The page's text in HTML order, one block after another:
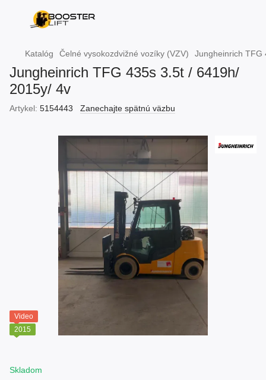
Katalóg Čelné vysokozdvižné vozíky (VZV) Jungheinrich TFG
Jungheinrich TFG 435s 3.5t / 6419h/
2015y/ 4v
Artykel: 5154443 Zanechajte spätnú väzbu
Video
2015
Skladom